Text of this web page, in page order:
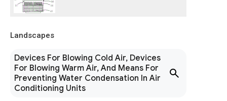
Landscapes
Devices For Blowing Cold Air, Devices
For Blowing Warm Air, And Means For
Preventing Water Condensation In Air
Conditioning Units